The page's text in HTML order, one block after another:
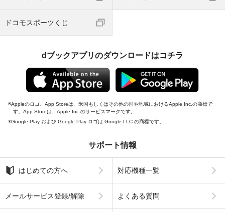
ドコモスポーツくじ
dブックアプリのダウンロードはコチラ
Appleのロゴ、App Storeは、米国もしくはその他の国や地域におけるApple Inc.の商標で
す。App Storeは、Apple Inc.のサービスマークです。
Google Play および Google Play ロゴは Google LLC の商標です。
サポート情報
はじめての方へ 対応機種一覧
メールサービス登録/解除 よくある質問